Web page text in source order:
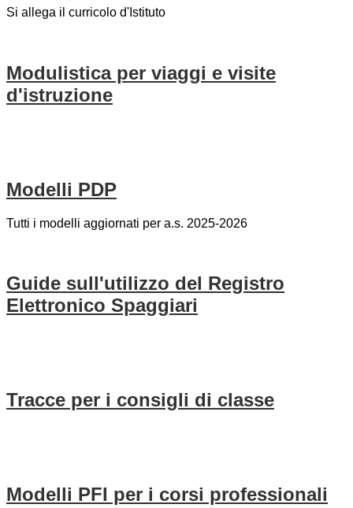
Si allega il curricolo d'Istituto
Modulistica per viaggi e visite
d'istruzione
Modelli PDP
Tutti i modelli aggiornati per a.s. 2025-2026
Guide sull'utilizzo del Registro
Elettronico Spaggiari
Tracce per i consigli di classe
Modelli PFI per i corsi professionali